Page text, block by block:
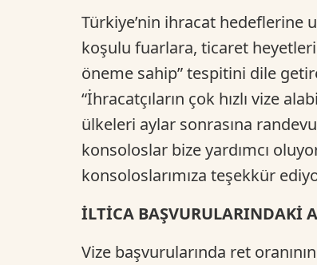
Türkiye’nin ihracat hedeflerine
koşulu fuarlara, ticaret
öneme sahip” tespitini dile
“İhracatçıların çok hızlı vize
ülkeleri aylar sonrasına
konsoloslar bize yardımcı
konsoloslarımıza teşekkür
İLTİCA BAŞVURULARINDAKİ
Vize başvurularında ret